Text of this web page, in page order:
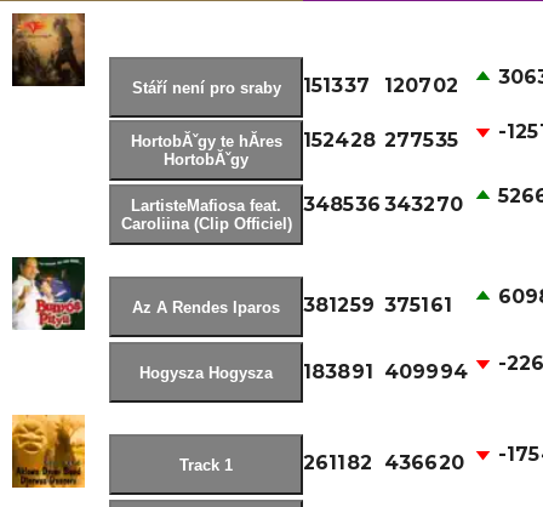
Stáří není pro sraby 151337 120702
HortobĂˇgy te hĂres
HortobĂˇgy
152428 277535 -
LartisteMafiosa feat.
Caroliina (Clip Officiel)
348536 343270
Az A Rendes Iparos 381259 375161
Hogysza Hogysza 183891 409994 -
Track 1 261182 436620 -